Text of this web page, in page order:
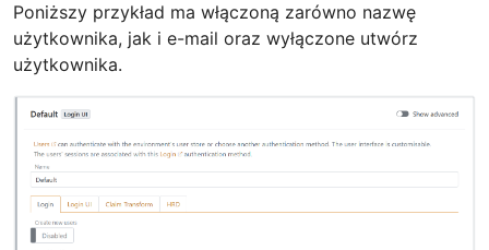
Poniższy przykład ma włączoną zarówno nazwę
użytkownika, jak i e-mail oraz wyłączone utwórz
użytkownika.